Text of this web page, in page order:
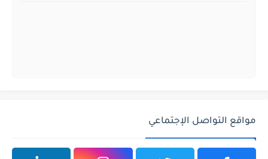
مواقع التواصل الإجتماعي